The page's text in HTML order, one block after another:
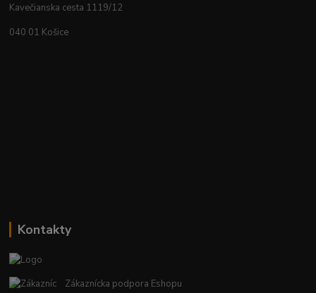
Kavečianska cesta 1119/12
040 01 Košice
Kontakty
Zákaznícka podpora Eshopu